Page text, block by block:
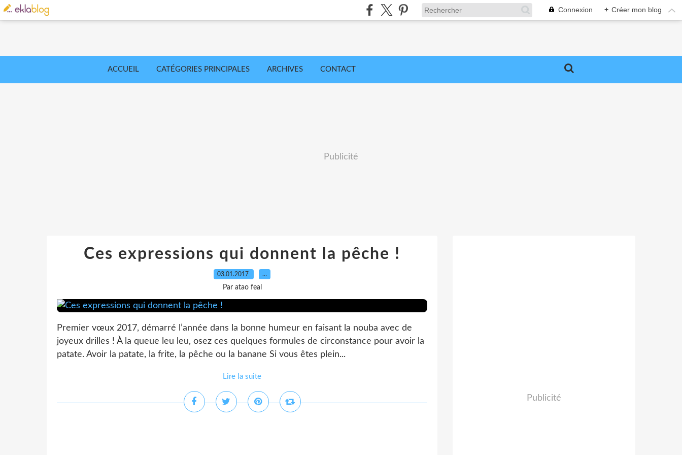
Connexion + Créer mon blog
ACCUEIL CATÉGORIES PRINCIPALES ARCHIVES CONTACT
Publicité
Ces expressions qui donnent la pêche !
03.01.2017 …
Par atao feal
Premier vœux 2017, démarré l’année dans la bonne humeur en faisant la nouba avec de
joyeux drilles ! À la queue leu leu, osez ces quelques formules de circonstance pour avoir la
patate. Avoir la patate, la frite, la pêche ou la banane Si vous êtes plein...
Lire la suite
Publicité